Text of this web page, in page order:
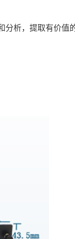
析，提取有价值